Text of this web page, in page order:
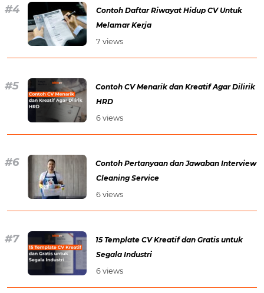
Contoh Daftar Riwayat Hidup CV Untuk
Melamar Kerja
7 views
Contoh CV Menarik dan Kreatif Agar Dilirik
HRD
6 views
Contoh Pertanyaan dan Jawaban Interview
Cleaning Service
6 views
15 Template CV Kreatif dan Gratis untuk
Segala Industri
6 views